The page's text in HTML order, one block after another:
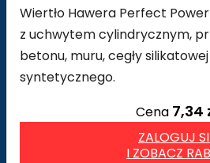
Wiertło Hawera Perfect
z uchwytem cylindrycznym,
betonu, muru, cegły
syntetycznego.
Cena 7,34
ZALOGUJ
I ZOBACZ